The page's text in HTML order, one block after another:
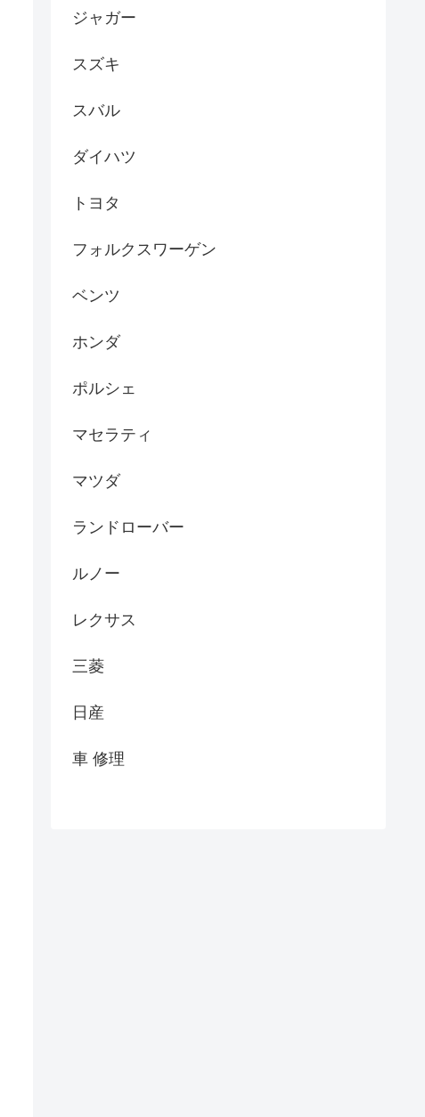
ジャガー
スズキ
スバル
ダイハツ
トヨタ
フォルクスワーゲン
ベンツ
ホンダ
ポルシェ
マセラティ
マツダ
ランドローバー
ルノー
レクサス
三菱
日産
車 修理